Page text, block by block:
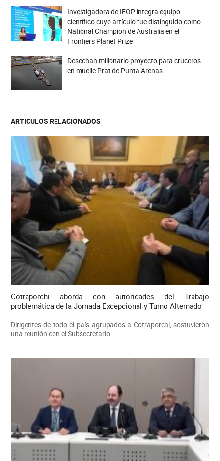
Investigadora de IFOP integra equipo
científico cuyo artículo fue distinguido como
National Champion de Australia en el
Frontiers Planet Prize
Desechan millonario proyecto para cruceros
en muelle Prat de Punta Arenas
ARTICULOS RELACIONADOS
Cotraporchi aborda con autoridades del Trabajo
problemática de la Jornada Excepcional y Turno Alternado
Dirigentes de todo el país agrupados a Cotraporchi, sostuvieron
una reunión con el Subsecretario...